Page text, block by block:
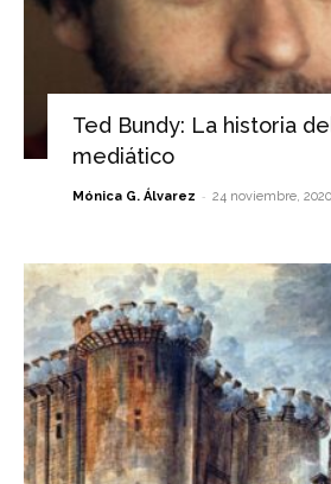
Ted Bundy: La historia
mediático
Mónica G. Álvarez - 24 noviembre, 2020